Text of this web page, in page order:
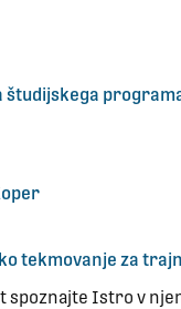
tekmovanje za
spoznajte Istro v